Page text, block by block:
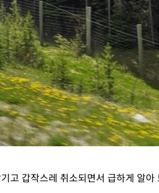
고 갑작스레 취소되면서 급하게 알